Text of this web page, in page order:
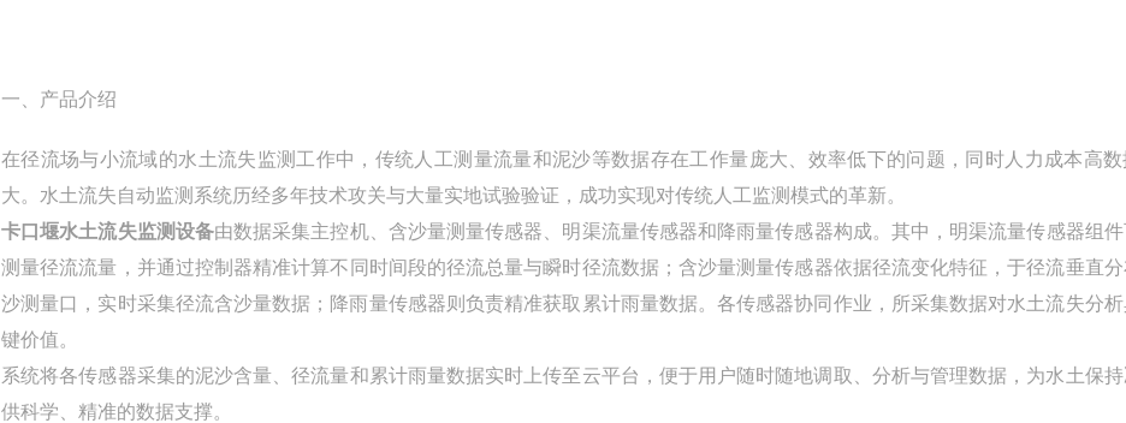
一、产品介绍
在径流场与小流域的水土流失监测工作中，传统人工测量流量和泥沙等数据存在工作量庞大、效率低下的问题，同时人力成本高
大。水土流失自动监测系统历经多年技术攻关与大量实地试验验证，成功实现对传统人工监测模式的革新。
卡口堰水土流失监测设备由数据采集主控机、含沙量测量传感器、明渠流量传感器和降雨量传感器构成。其中，明渠流量传感器组
测量径流流量，并通过控制器精准计算不同时间段的径流总量与瞬时径流数据；含沙量测量传感器依据径流变化特征，于径流垂直
沙测量口，实时采集径流含沙量数据；降雨量传感器则负责精准获取累计雨量数据。各传感器协同作业，所采集数据对水土流失分
键价值。
系统将各传感器采集的泥沙含量、径流量和累计雨量数据实时上传至云平台，便于用户随时随地调取、分析与管理数据，为水土保
供科学、精准的数据支撑。